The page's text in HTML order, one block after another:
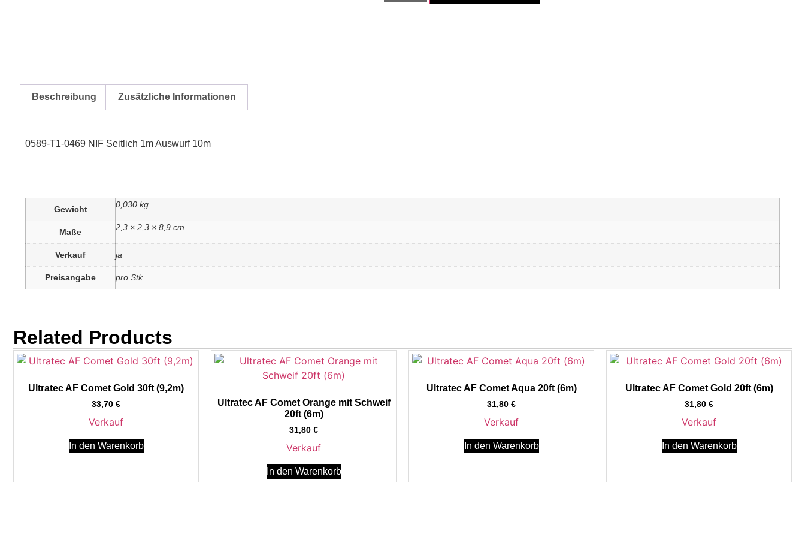
Beschreibung Zusätzliche Informationen
0589-T1-0469 NIF Seitlich 1m Auswurf 10m
Gewicht 0,030 kg
Maße 2,3 × 2,3 × 8,9 cm
Verkauf ja
Preisangabe pro Stk.
Related Products
Ultratec AF Comet Gold 30ft (9,2m)
33,70 €
Verkauf
In den Warenkorb
Ultratec AF Comet Orange mit Schweif
20ft (6m)
31,80 €
Verkauf
In den Warenkorb
Ultratec AF Comet Aqua 20ft (6m)
31,80 €
Verkauf
In den Warenkorb
Ultratec AF Comet Gold 20ft (6m)
31,80 €
Verkauf
In den Warenkorb